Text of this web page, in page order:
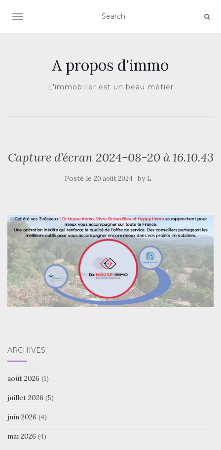
AFFICHER/MASQUER LA NAVIGATION
A propos d'immo
L'immobilier est un beau métier
Capture d’écran 2024-08-20 à 16.10.43
Posté le 20 août 2024 by L
ARCHIVES
août 2026 (1)
juillet 2026 (5)
juin 2026 (4)
mai 2026 (4)